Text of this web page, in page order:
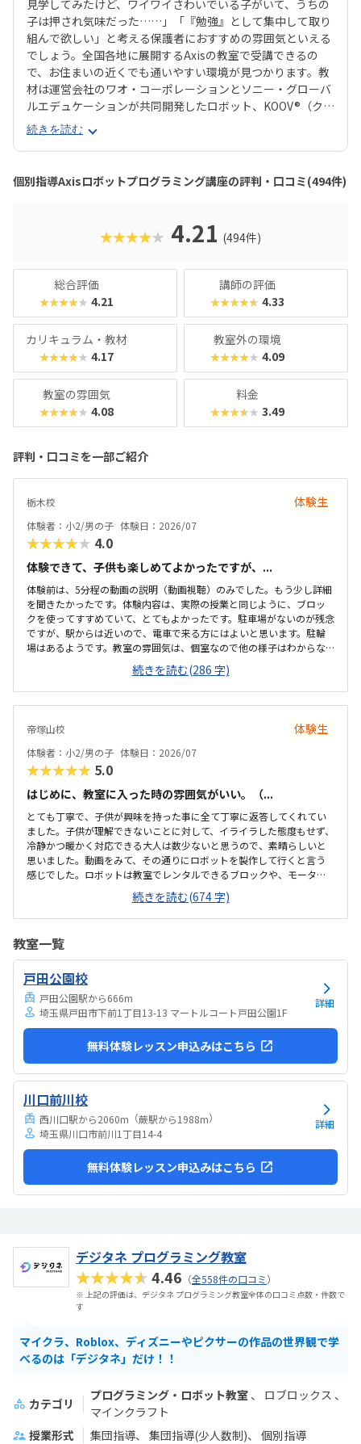
見学してみたけど、ワイワイさわいでいる子がいて、うちの
子は押され気味だった……」「『勉強』として集中して取り
組んで欲しい」と考える保護者におすすめの雰囲気といえる
でしょう。全国各地に展開するAxisの教室で受講できるの
で、お住まいの近くでも通いやすい環境が見つかります。教
材は運営会社のワオ・コーポレーションとソニー・グローバ
ルエデュケーションが共同開発したロボット、KOOV®︎（クー
ブ）。半透明のカラフルなブロックを組み合わせながらロボ
ットを組み立てていくので、女の子にも人気が高いのがポイ
ント。ロボットが好きな子はもちろん、色彩感覚に優れる子
からも評判の教材です。さらに、高学年からはエンジニアも
使う本格的なプログラミング言語「Python（パイソン）」
りのとっつきやすい見た目から入って、実践レベルの内容が
学べると好評です。授業料が比較的お手頃価格なのもポイン
月2回）、レギュラーコースは8,800円＋教材費2,640円＋テ
キスト費2,860円（80分×月2回）、マスターコースは11,00
0円＋教材費2,640円＋テキスト費2,860円（80分×月2
回）。年に1度のテキスト費以外、追加料金もかかりませ
ん。明確な料金体系と通いやすさ、ある程度「勉強」の雰囲
気を重視する方におすすめのスクールです。
続きを読む
個別指導Axisロボットプログラミング講座の評判・口コミ(494件)
★★★★★ 4.21 (494件)
総合評価
★★★★★ 4.21
講師の評価
★★★★★ 4.33
カリキュラム・教材
★★★★★ 4.17
教室外の環境
★★★★★ 4.09
教室の雰囲気
★★★★★ 4.08
料金
★★★★★ 3.49
評判・口コミを一部ご紹介
栃木校 体験生
体験者：小2/男の子 体験日：2026/07
★★★★★ 4.0
体験できて、子供も楽しめてよかったですが、...
体験前は、5分程の動画の説明（動画視聴）のみでした。もう少し詳細
を聞きたかったです。体験内容は、実際の授業と同じように、ブロッ
クを使ってすすめていて、とてもよかったです。駐車場がないのが残念
ですが、駅からは近いので、電車で来る方にはよいと思います。駐輪
場はあるようです。教室の雰囲気は、個室なので他の様子はわからな
いです。いくつか部屋があるようでしたが、特に説明を受けていない
です。料金の説明はなく、資料を見たのですが、個別指導なので高く
ても仕方ないのかなと思いました。個別指導なので、子供に合わせて
対応してもらえます。80分は長いかと思いましたが、ちょうどよかっ
続きを読む(286 字)
帝塚山校 体験生
体験者：小2/男の子 体験日：2026/07
★★★★★ 5.0
はじめに、教室に入った時の雰囲気がいい。（...
とても丁寧で、子供が興味を持った事に全て丁寧に返答してくれてい
ました。子供が理解できないことに対して、イライラした態度もせず、
冷静かつ暖かく対応できる大人は数少ないと思うので、素晴らしいと
思いました。動画をみて、その通りにロボットを製作して行くと言う
感じでした。ロボットは教室でレンタルできるブロックや、モーター
などです。タブレットの操作も子供自身ができるので、機械に強くな
るなという印象でした。家から自転車ですぐのところにあります。駐
輪スペースもあり、場所も道路面に接しているので、すぐに見つけら
としているので、気が散らず、集中しやすいと思います。個人授業なの
で、割高かなと思いました。生徒2.3人でも大丈夫な感じはします。あ
と、動画を見ながら制作するので、簡単なうちは家でもできる内容か
なと思います。あまり得意な事がなく、自分に...
続きを読む(674 字)
教室一覧
戸田公園校
戸田公園駅から666m
埼玉県戸田市下前1丁目13-13 マートルコート戸田公園1F
詳細
無料体験レッスン申込みはこちら
川口前川校
西川口駅から2060m （蕨駅から1988m）
埼玉県川口市前川1丁目14-4
詳細
無料体験レッスン申込みはこちら
デジタネ プログラミング教室
★★★★★4.46 （全558件の口コミ）
※ 上記の評価は、デジタネ プログラミング教室全体の口コミ点数・件数で
す
マイクラ、Roblox、ディズニーやピクサーの作品の世界観で学
べるのは「デジタネ」だけ！！
カテゴリ
プログラミング・ロボット教室
ロブロックス
マインクラフト
授業形式
集団指導 集団指導(少人数制)
個別指導